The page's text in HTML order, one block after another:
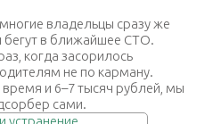
владельцы сразу же
бегут в ближайшее СТО.
когда засорилось
не по карману.
и 6–7 тысяч рублей, мы
сами.